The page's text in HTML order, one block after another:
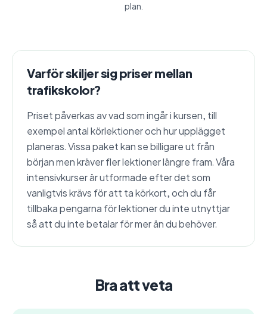
plan.
Varför skiljer sig priser mellan
trafikskolor?
Priset påverkas av vad som ingår i kursen, till
exempel antal körlektioner och hur upplägget
planeras. Vissa paket kan se billigare ut från
början men kräver fler lektioner längre fram. Våra
intensivkurser är utformade efter det som
vanligtvis krävs för att ta körkort, och du får
tillbaka pengarna för lektioner du inte utnyttjar
så att du inte betalar för mer än du behöver.
Bra att veta